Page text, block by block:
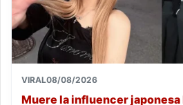
VIRAL08/08/2026
Muere la influencer japonesa